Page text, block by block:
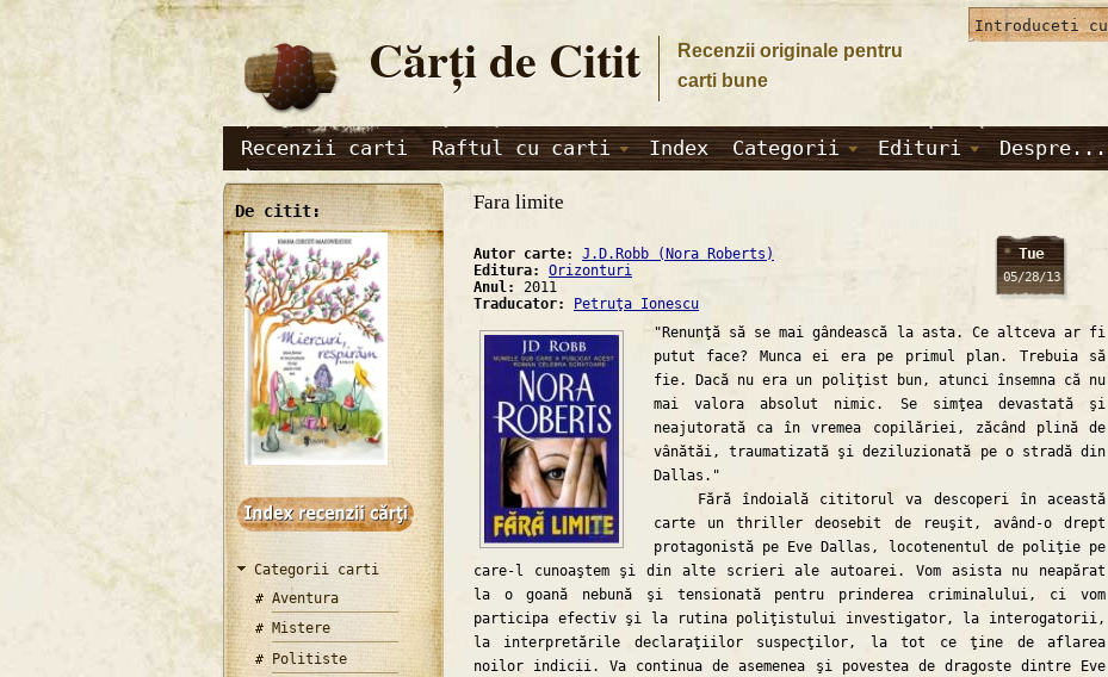
Cărţi de Citit
Recenzii originale pentru
carti bune
Recenzii carti Raftul cu carti Index Categorii Edituri Despre...
De citit:
Categorii carti
Aventura
Mistere
Politiste
Fara limite
Tue
05/28/13
Autor carte: J.D.Robb (Nora Roberts)
Editura: Orizonturi
Anul: 2011
Traducator:
Petruţa Ionescu
"Renunţă să se mai gândească la asta. Ce altceva ar fi
putut face? Munca ei era pe primul plan. Trebuia să
fie. Dacă nu era un poliţist bun, atunci însemna că nu
mai valora absolut nimic. Se simţea devastată şi
neajutorată ca în vremea copilăriei, zăcând plină de
vânătăi, traumatizată şi deziluzionată pe o stradă din
Dallas."
Fără îndoială cititorul va descoperi în această
carte un thriller deosebit de reuşit, având-o drept
protagonistă pe Eve Dallas, locotenentul de poliţie pe
care-l cunoaştem şi din alte scrieri ale autoarei. Vom asista nu neapărat
la o goană nebună şi tensionată pentru prinderea criminalului, ci vom
participa efectiv şi la rutina poliţistului investigator, la interogatorii,
la interpretările declaraţiilor suspecţilor, la tot ce ţine de aflarea
noilor indicii. Va continua de asemenea şi povestea de dragoste dintre Eve